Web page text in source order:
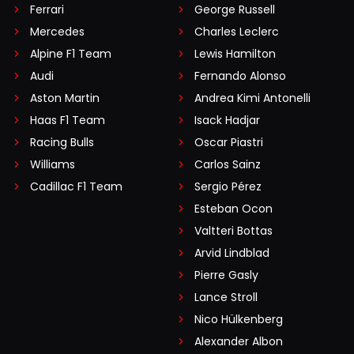
Ferrari
Mercedes
Alpine F1 Team
Audi
Aston Martin
Haas F1 Team
Racing Bulls
Williams
Cadillac F1 Team
George Russell
Charles Leclerc
Lewis Hamilton
Fernando Alonso
Andrea Kimi Antonelli
Isack Hadjar
Oscar Piastri
Carlos Sainz
Sergio Pérez
Esteban Ocon
Valtteri Bottas
Arvid Lindblad
Pierre Gasly
Lance Stroll
Nico Hülkenberg
Alexander Albon